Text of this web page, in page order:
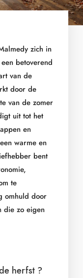
zich in
betoverend
van de
door de
van de zomer
uit tot het
en
warme en
bent
te
omhuld door
die zo eigen
herfst ?